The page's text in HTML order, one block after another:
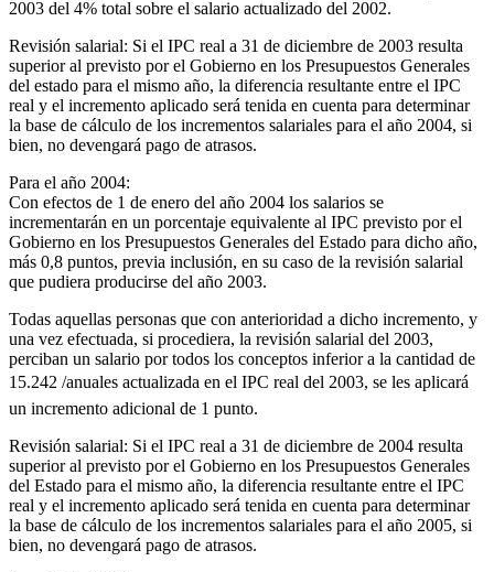
2003 del 4% total sobre el salario actualizado del 2002.
Revisión salarial: Si el IPC real a 31 de diciembre de 2003 resulta
superior al previsto por el Gobierno en los Presupuestos Generales
del estado para el mismo año, la diferencia resultante entre el IPC
real y el incremento aplicado será tenida en cuenta para determinar
la base de cálculo de los incrementos salariales para el año 2004, si
bien, no devengará pago de atrasos.
Para el año 2004:
Con efectos de 1 de enero del año 2004 los salarios se
incrementarán en un porcentaje equivalente al IPC previsto por el
Gobierno en los Presupuestos Generales del Estado para dicho año,
más 0,8 puntos, previa inclusión, en su caso de la revisión salarial
que pudiera producirse del año 2003.
Todas aquellas personas que con anterioridad a dicho incremento, y
una vez efectuada, si procediera, la revisión salarial del 2003,
perciban un salario por todos los conceptos inferior a la cantidad de
15.242 /anuales actualizada en el IPC real del 2003, se les aplicará
un incremento adicional de 1 punto.
Revisión salarial: Si el IPC real a 31 de diciembre de 2004 resulta
superior al previsto por el Gobierno en los Presupuestos Generales
del Estado para el mismo año, la diferencia resultante entre el IPC
real y el incremento aplicado será tenida en cuenta para determinar
la base de cálculo de los incrementos salariales para el año 2005, si
bien, no devengará pago de atrasos.